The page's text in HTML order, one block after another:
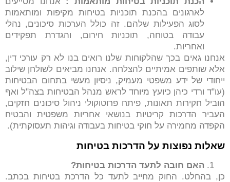
לארגונים בהכנת תוכניות בטיחות מקיפות ומותאמות
לסוג הפעילות שלהם. זה כולל הערכות סיכונים, נהלי
עבודה בטוחה, תוכניות חירום, והגדרת תפקידים
ואחריות.
אנחנו גאים בכך שהלקוחות שלנו רואים בנו לא רק עורכי דין,
אלא שותפים אמיתיים להצלחה. אנחנו מביאים לשולחן שילוב
ייחודי של ידע משפטי מעמיק, ניסיון מעשי בתחום הבטיחות
(עו"ד ורדי כיהן כיועץ מיוחד לראש מנהל הבטיחות בצה"ל ואף
הוביל חקירות תאונות, פיתח פרוטוקולי ניהול סיכונים חזקים,
העביר הדרכות קריטיות בנושאי אחריות משפטית והבטיח
הקפדה מחמירה על חוקי בטיחות בעבודה וגיהות תעסוקתית).
שאלות נפוצות על הדרכות בטיחות
האם חובה לתעד הדרכות בטיחות?
כן, בהחלט. החוק מחייב לתעד כל הדרכת בטיחות בכתב.